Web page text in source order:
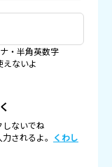
・半角英数字
ないよ
ないでね
されるよ。 くわし